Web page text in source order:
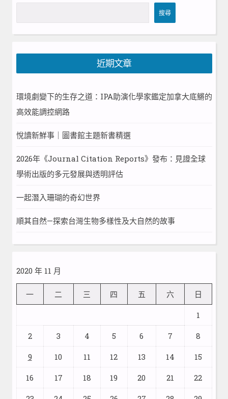
尋
搜尋
近期文章
環境劇變下的生存之道：IPA助演化學家鑑定加拿大底鱂的
高效能調控網路
悅讀新鮮事｜圖書館主題新書精選
2026年《Journal Citation Reports》發布：見證全球
學術出版的多元發展與透明評估
一起潛入珊瑚的奇幻世界
順其自然—探索台灣生物多樣性及大自然的故事
2020 年 11 月
一 二 三 四 五 六 日
1
2 3 4 5 6 7 8
9 10 11 12 13 14 15
16 17 18 19 20 21 22